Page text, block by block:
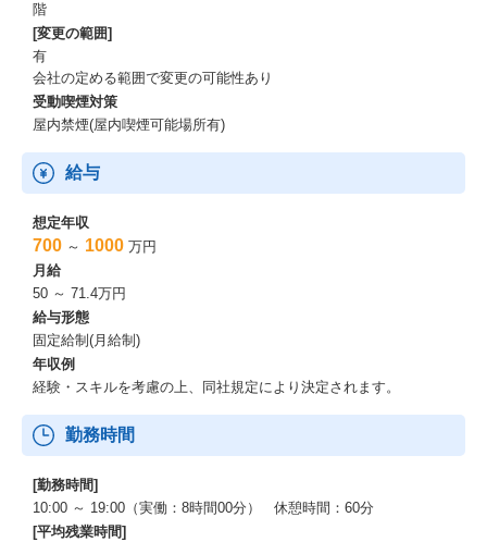
階
[変更の範囲]
有
会社の定める範囲で変更の可能性あり
受動喫煙対策
屋内禁煙(屋内喫煙可能場所有)
給与
想定年収
700 ～ 1000 万円
月給
50 ～ 71.4万円
給与形態
固定給制(月給制)
年収例
経験・スキルを考慮の上、同社規定により決定されます。
勤務時間
[勤務時間]
10:00 ～ 19:00（実働：8時間00分） 休憩時間：60分
[平均残業時間]